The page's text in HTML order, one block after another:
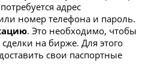
адрес
номер телефона и пароль.
. Это необходимо, чтобы
на бирже. Для этого
свои паспортные